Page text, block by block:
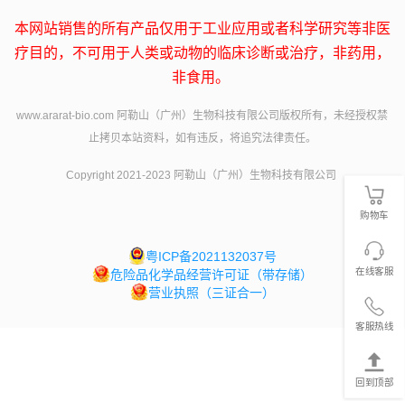
本网站销售的所有产品仅用于工业应用或者科学研究等非医
疗目的，不可用于人类或动物的临床诊断或治疗，非药用，
非食用。
www.ararat-bio.com 阿勒山（广州）生物科技有限公司版权所有，未经授权禁
止拷贝本站资料，如有违反，将追究法律责任。
Copyright 2021-2023 阿勒山（广州）生物科技有限公司
粤ICP备2021132037号
危险品化学品经营许可证（带存储）
营业执照（三证合一）
购物车
在线客服
客服热线
回到顶部